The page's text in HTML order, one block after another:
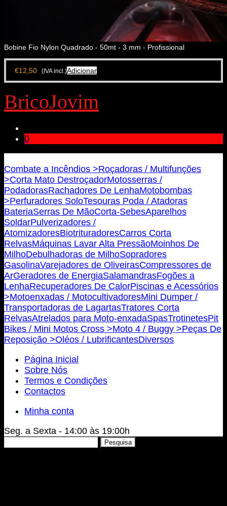
Bobine Fio Nylon Quadrado - 50mt - 3 mm - Profissional
€12,50 (IVA incl.)Adicionar
BricoJovim
0
Combate a Incêndios >Roçadoras / Multifunções
>Corta Mato DestroçadorMotosserras /
PodadorasRachadores De LenhaMotobombas
>Perfuradores SoloTesouras Poda / Atadoras
BateriaSerras De MãoCorta-SebesAparelhos
SoldarPulverizadores /
AtomizadoresBiotrituradoresCarros Corta
RelvasMáquinas Lavar Alta PressãoMoinhos De
MilhoDebulhadoras de MilhoSopradores
GasolinaVarejadores de OliveirasCompressores de
ArGeradores de EnergiaSalamandrasFogões a
LenhaRecuperadores De CalorPiscinas e Acessórios
>Motoenxadas / MotocultivadoresMini Dumper /
Transportadoras de LagartasTratores Corta
RelvasAtrelados para Moto-enxadaSpasTrotinetesPit
Bikes / Mini Motos Cross >Moto 4 / Buggy >Peças De
Reposição >Oléos / LubrificantesDiversos
Página Inicial
Sobre Nós
Termos e Condições
Contactos
Minha conta
Seg. a Sexta - 14:00 às 19:00h
Pesquisa